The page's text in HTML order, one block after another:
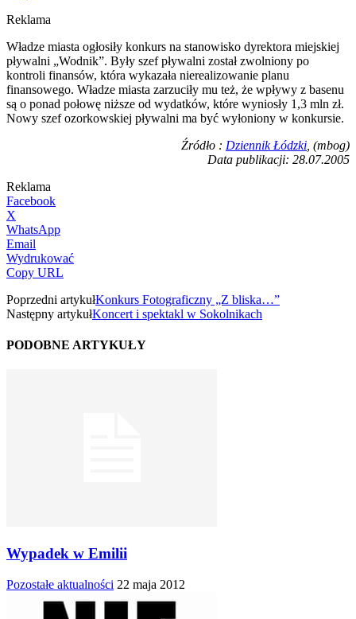
Reklama
Władze miasta ogłosiły konkurs na stanowisko dyrektora miejskiej
pływalni „Wodnik”. Były szef pływalni został zwolniony po
kontroli finansów, która wykazała nierealizowanie planu
finansowego. Władze miasta zarzuciły mu też, że wpływy z basenu
są o ponad połowę niższe od wydatków, które wyniosły 1,3 mln zł.
Nowy szef ozorkowskiej pływalni ma być wyłoniony w konkursie.
Źródło : Dziennik Łódzki , (mbog)
Data publikacji: 28.07.2005
Reklama
Facebook
X
WhatsApp
Email
Wydrukować
Copy URL
Poprzedni artykułKonkurs Fotograficzny „Z bliska…”
Następny artykułKoncert i spektakl w Sokolnikach
PODOBNE ARTYKUŁY
Wypadek w Emilii
Pozostałe aktualności 22 maja 2012